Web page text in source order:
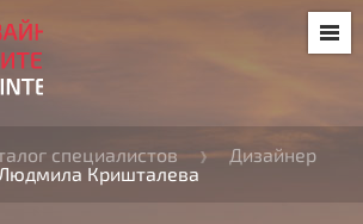
специалистов
Дизайнер
Кришталева